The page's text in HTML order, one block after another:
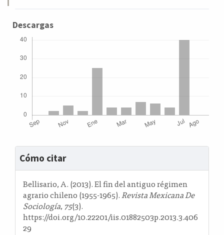
Descargas
Detalles
del
artículo
Cómo citar
Bellisario, A. (2013). El fin del antiguo régimen
agrario chileno (1955-1965).Revista Mexicana De
Sociología, 75(3).
https://doi.org/10.22201/iis.01882503p.2013.3.406
29